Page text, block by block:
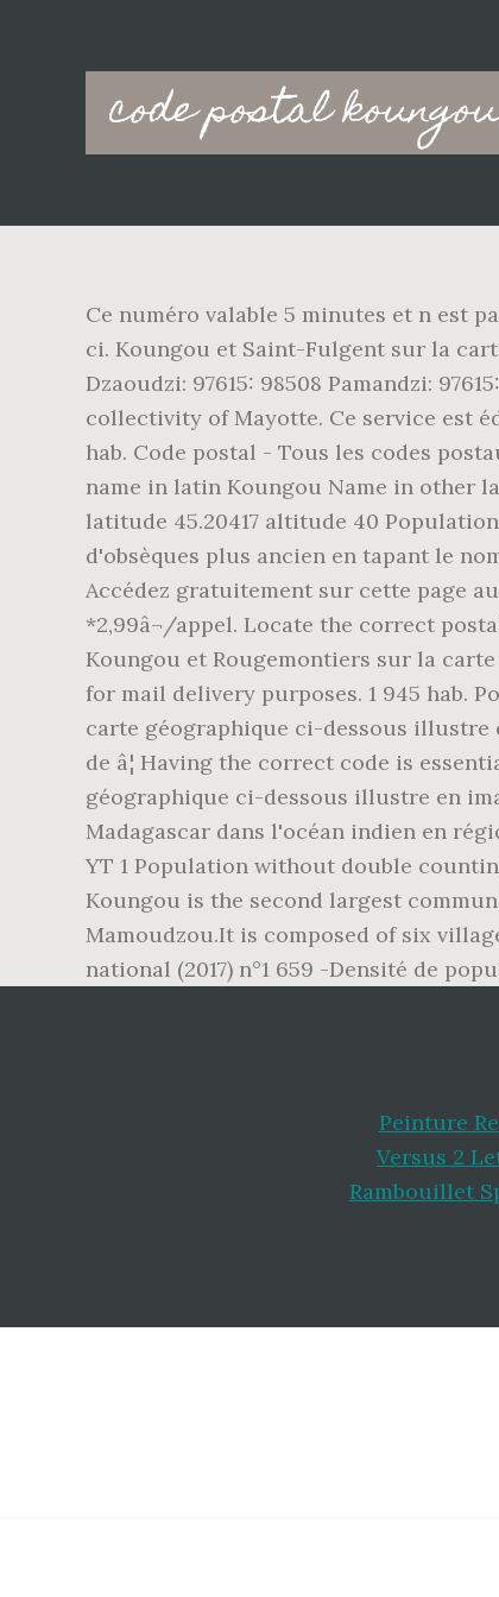
code postal koungou
Main
navigation
Ce numéro valable 5 minutes et n est
ci. Koungou et Saint-Fulgent sur la
Dzaoudzi: 97615: 98508 Pamandzi:
collectivity of Mayotte. Ce service est
hab. Code postal - Tous les codes
name in latin Koungou Name in other
latitude 45.20417 altitude 40
d'obsèques plus ancien en tapant le
Accédez gratuitement sur cette page
*2,99â¬/appel. Locate the correct
Koungou et Rougemontiers sur la
for mail delivery purposes. 1 945 hab.
carte géographique ci-dessous illustre
de â¦ Having the correct code is
géographique ci-dessous illustre en
Madagascar dans l'océan indien en
YT 1 Population without double
Koungou is the second largest
Mamoudzou.It is composed of six
national (2017) n°1 659 -Densité de
Peinture
Versus 2
Rambouillet